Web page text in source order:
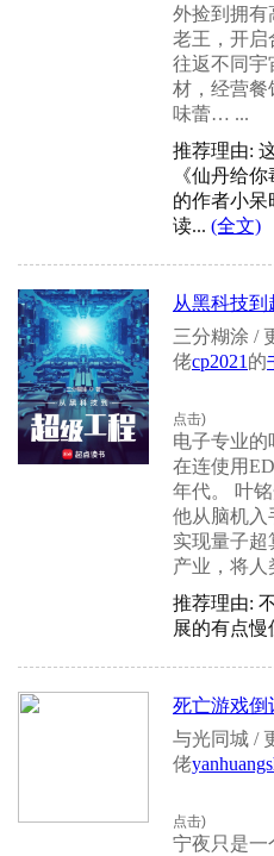
外捡到拥有
老王，开启
往返不同宇
材，经营餐
味蕾… ...
推荐理由:
《仙丹给
的作者小呆
读... (全文)
从黑科技到
三分糊涂 /
佬cp2021 的
点击)
电子专业的
在连使用
年代。 叶
他从脑机入
实现量子超
产业，将人
推荐理由:
展的有点慢
死亡游戏倒
与光同城 /
佬
点击)
宁夜只是一